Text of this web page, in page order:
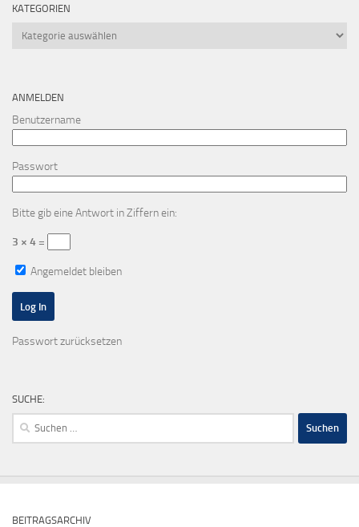
KATEGORIEN
Kategorien
ANMELDEN
Benutzername
Passwort
Bitte gib eine Antwort in Ziffern ein:
3 × 4 =
Angemeldet bleiben
Passwort zurücksetzen
SUCHE:
Suchen
BEITRAGSARCHIV